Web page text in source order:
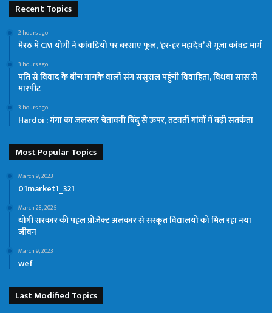
Recent Topics
2 hours ago
मेरठ में CM योगी ने कांवड़ियों पर बरसाए फूल, ‘हर-हर महादेव’ से गूंजा कांवड़ मार्ग
3 hours ago
पति से विवाद के बीच मायके वालों संग ससुराल पहुंची विवाहिता, विधवा सास से
मारपीट
3 hours ago
Hardoi : गंगा का जलस्तर चेतावनी बिंदु से ऊपर, तटवर्ती गांवों में बढ़ी सतर्कता
Most Popular Topics
March 9, 2023
01market1_321
March 28, 2025
योगी सरकार की पहल प्रोजेक्ट अलंकार से संस्कृत विद्यालयों को मिल रहा नया
जीवन
March 9, 2023
wef
Last Modified Topics